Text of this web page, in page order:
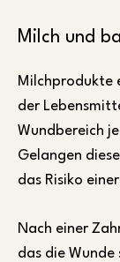
Milch und
Milchprodukte
der
Wundbereich
Gelangen
das Risiko
Nach einer
das die